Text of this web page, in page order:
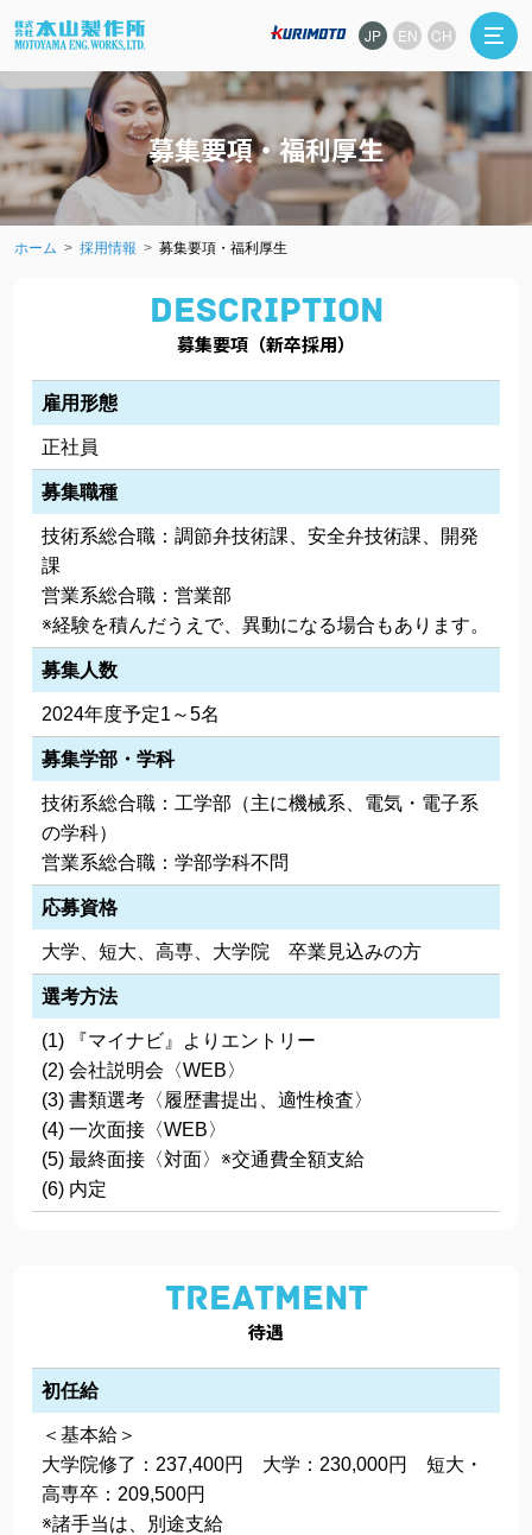
JP EN CH
募集要項・福利厚生
ホーム 採用情報 募集要項・福利厚生
DESCRIPTION
募集要項（新卒採用）
雇用形態
正社員
募集職種
技術系総合職：調節弁技術課、安全弁技術課、開発
課
営業系総合職：営業部
※経験を積んだうえで、異動になる場合もあります。
募集人数
2024年度予定1～5名
募集学部・学科
技術系総合職：工学部（主に機械系、電気・電子系
の学科）
営業系総合職：学部学科不問
応募資格
大学、短大、高専、大学院 卒業見込みの方
選考方法
『マイナビ』よりエントリー
会社説明会〈WEB〉
書類選考〈履歴書提出、適性検査〉
一次面接〈WEB〉
最終面接〈対面〉※交通費全額支給
内定
TREATMENT
待遇
初任給
＜基本給＞
大学院修了：237,400円 大学：230,000円 短大・
高専卒：209,500円
※諸手当は、別途支給